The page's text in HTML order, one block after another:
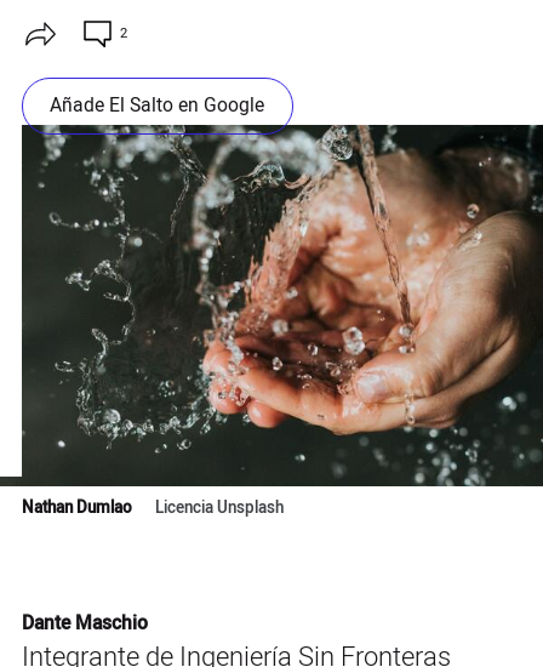
2
Añade El Salto en Google
Nathan Dumlao Licencia Unsplash
Dante Maschio
Integrante de Ingeniería Sin Fronteras